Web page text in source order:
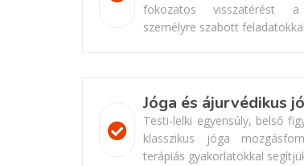
fokozatos visszatérést a
személyre szabott
Jóga és ájurvédikus
Testi-lelki egyensúly, belső
klasszikus jóga
terápiás gyakorlatokkal